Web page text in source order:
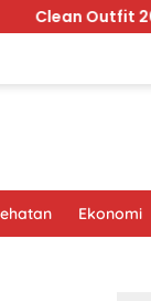
2026 Berubah,
Ekonomi